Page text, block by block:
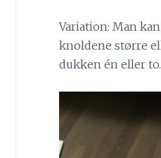
Variation: Man
knoldene større
dukken én eller